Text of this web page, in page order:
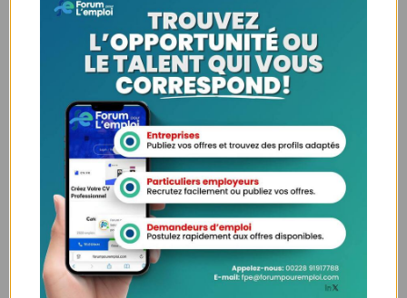
Informations du candidat
Temps d'expérience
20-25
Qualification Diplôme d'associé
Langues
E-mail olindajbalderj@gmail.com
Numéro de téléphone 4487622518